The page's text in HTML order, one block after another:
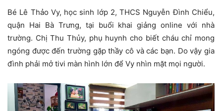
Bé Lê Thảo Vy, học sinh lớp 2, THCS Nguyễn Đình Chiểu,
quận Hai Bà Trưng, tại buổi khai giảng online với nhà
trường. Chị Thu Thủy, phụ huynh cho biết cháu chỉ mong
ngóng được đến trường gặp thầy cô và các bạn. Do vậy gia
đình phải mở tivi màn hình lớn để Vy nhìn mặt mọi người.